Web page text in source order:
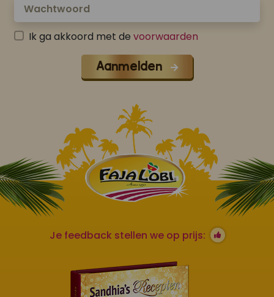
Ik ga akkoord met de voorwaarden
Aanmelden
Je feedback stellen we op prijs: